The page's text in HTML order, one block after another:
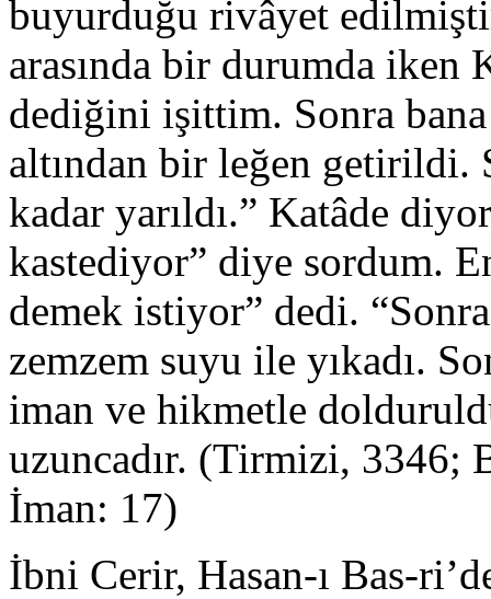
buyurduğu rivâyet
arasında bir durumda iken
dediğini işittim. Sonra
altından bir leğen getirildi.
kadar yarıldı.” Katâde
kastediyor” diye sordum.
demek istiyor” dedi.
zemzem suyu ile yıkadı.
iman ve hikmetle
uzuncadır. (Tirmizi, 3346;
İman: 17)
İbni Cerir, Hasan-ı Bas-